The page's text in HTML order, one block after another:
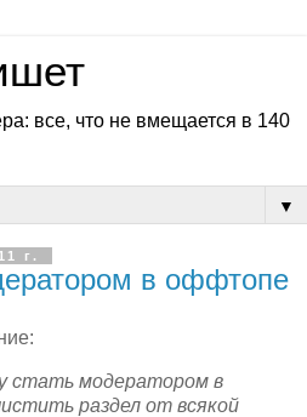
все, что не вмещается в 140
▼
г.
в оффтопе
стать модератором в
раздел от всякой